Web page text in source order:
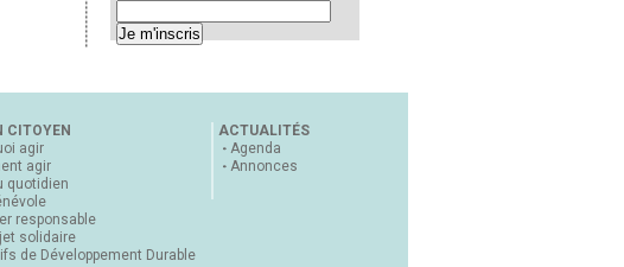
CITOYEN
agir
agir
quotidien
responsable
solidaire
de Développement Durable
ACTUALITÉS
Agenda
Annonces